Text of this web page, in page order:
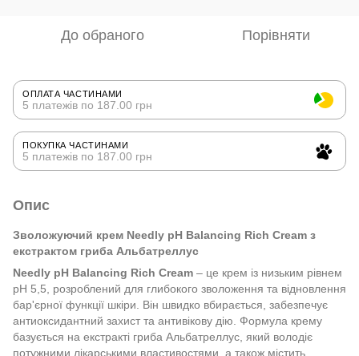
До обраного Порівняти
ОПЛАТА ЧАСТИНАМИ
5 платежів по 187.00 грн
ПОКУПКА ЧАСТИНАМИ
5 платежів по 187.00 грн
Опис
Зволожуючий крем Needly pH Balancing Rich Cream з
екстрактом гриба Альбатреллус
Needly pH Balancing Rich Cream – це крем із низьким рівнем
pH 5,5, розроблений для глибокого зволоження та відновлення
бар'єрної функції шкіри. Він швидко вбирається, забезпечує
антиоксидантний захист та антивікову дію. Формула крему
базується на екстракті гриба Альбатреллус, який володіє
потужними лікарськими властивостями, а також містить